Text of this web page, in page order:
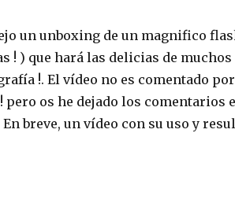
un unboxing de un magnifico
! ) que hará las delicias de
!. El vídeo no es comentado
pero os he dejado los comentarios
breve, un vídeo con su uso y